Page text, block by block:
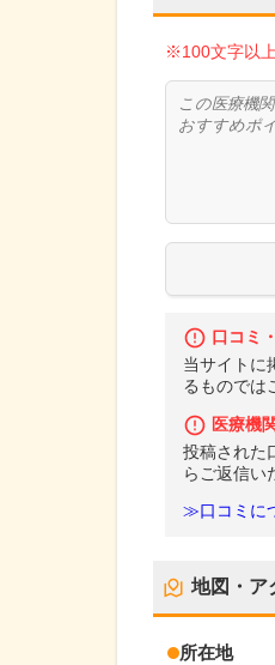
※100文字以
口コミ
当サイトに
るものでは
医療機
投稿された
らご返信い
≫口コミに
地図・ア
所在地